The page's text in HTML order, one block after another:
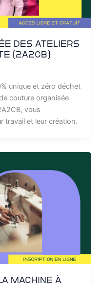
des ateliers
(2A2CB)
unique et zéro déchet
couture organisée
vous
travail et leur création.
machine à